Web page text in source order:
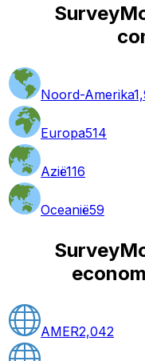
Noord-Amerika
Europa514
Azië116
Oceanië59
AMER2,042